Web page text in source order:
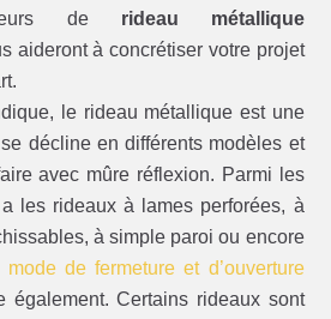
de rideau métallique
aideront à concrétiser votre projet
le rideau métallique est une
décline en différents modèles et
avec mûre réflexion. Parmi les
les rideaux à lames perforées, à
à simple paroi ou encore
mode de fermeture et d’ouverture
également. Certains rideaux sont